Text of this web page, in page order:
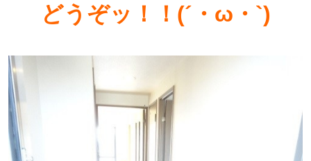
どうぞッ！！(´・ω・`)